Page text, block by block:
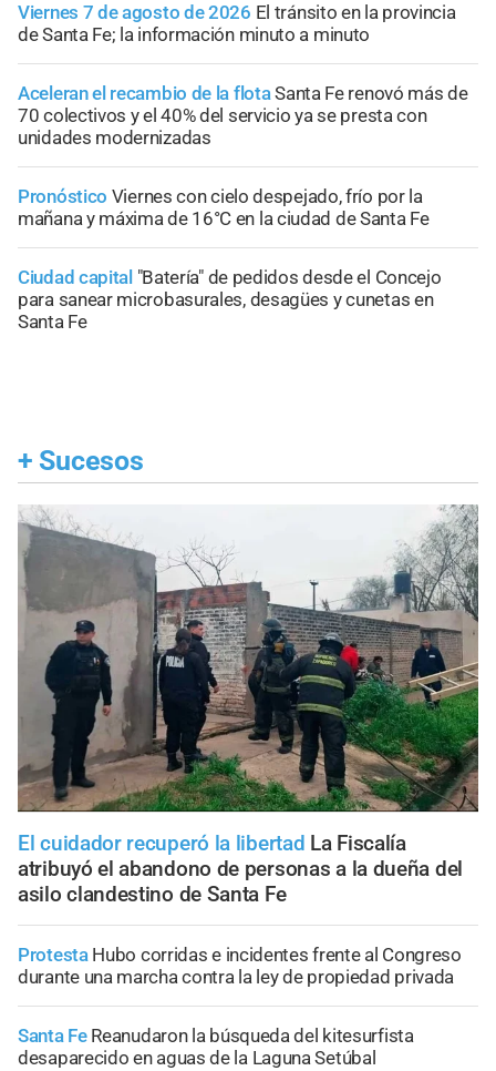
Viernes 7 de agosto de 2026 El tránsito en la provincia
de Santa Fe; la información minuto a minuto
Aceleran el recambio de la flotaSanta Fe renovó más de
70 colectivos y el 40% del servicio ya se presta con
unidades modernizadas
Pronóstico Viernes con cielo despejado, frío por la
mañana y máxima de 16°C en la ciudad de Santa Fe
Ciudad capital "Batería" de pedidos desde el Concejo
para sanear microbasurales, desagües y cunetas en
Santa Fe
+ Sucesos
El cuidador recuperó la libertad La Fiscalía
atribuyó el abandono de personas a la dueña del
asilo clandestino de Santa Fe
Protesta Hubo corridas e incidentes frente al Congreso
durante una marcha contra la ley de propiedad privada
Santa Fe Reanudaron la búsqueda del kitesurfista
desaparecido en aguas de la Laguna Setúbal